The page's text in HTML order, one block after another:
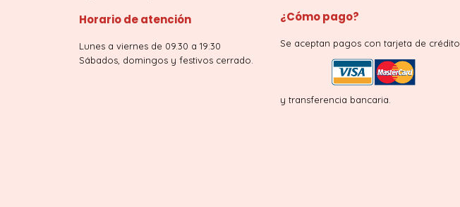
Horario de atención
Lunes a viernes de 09.30 a 19:30
Sábados, domingos y festivos cerrado.
¿Cómo pago?
Se aceptan pagos con tarjeta de crédito
y transferencia bancaria.